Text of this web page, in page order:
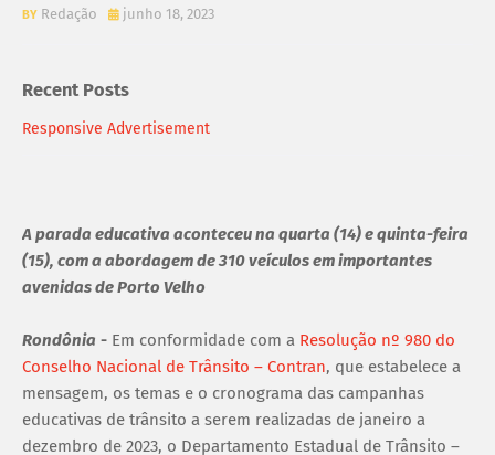
Redação junho 18, 2023
Recent Posts
Responsive Advertisement
A parada educativa aconteceu na quarta (14) e quinta-feira
(15), com a abordagem de 310 veículos em importantes
avenidas de Porto Velho
Rondônia - Em conformidade com a Resolução nº 980 do
Conselho Nacional de Trânsito – Contran, que estabelece a
mensagem, os temas e o cronograma das campanhas
educativas de trânsito a serem realizadas de janeiro a
dezembro de 2023, o Departamento Estadual de Trânsito –